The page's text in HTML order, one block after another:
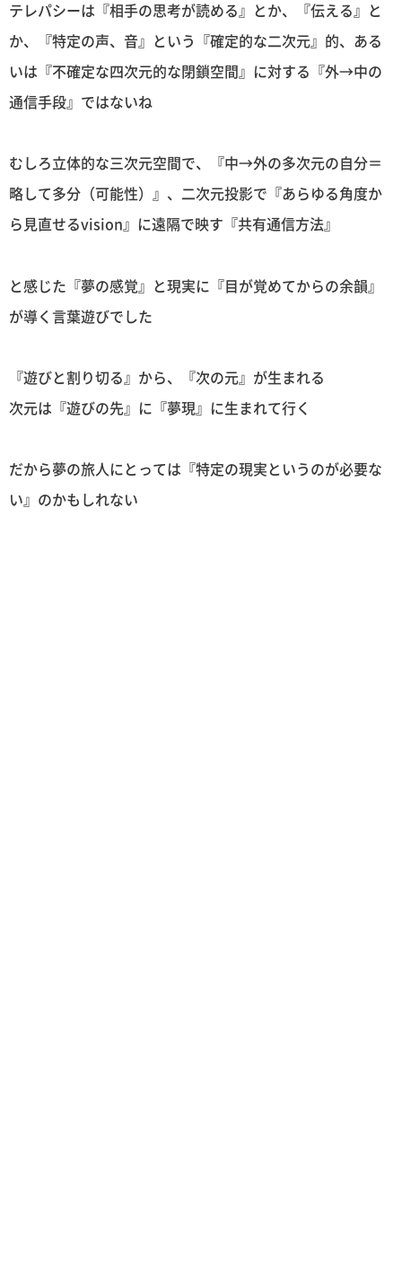
テレパシーは『相手の思考が読める』とか、『伝える』と
か、『特定の声、音』という『確定的な二次元』的、ある
いは『不確定な四次元的な閉鎖空間』に対する『外→中の
通信手段』ではないね
むしろ立体的な三次元空間で、『中→外の多次元の自分＝
略して多分（可能性）』、二次元投影で『あらゆる角度か
ら見直せるvision』に遠隔で映す『共有通信方法』
と感じた『夢の感覚』と現実に『目が覚めてからの余韻』
が導く言葉遊びでした
『遊びと割り切る』から、『次の元』が生まれる
次元は『遊びの先』に『夢現』に生まれて行く
だから夢の旅人にとっては『特定の現実というのが必要な
い』のかもしれない